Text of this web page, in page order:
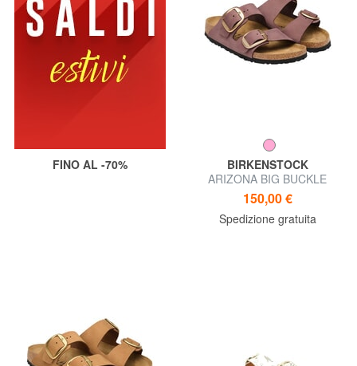
FINO AL -70%
BIRKENSTOCK
ARIZONA BIG BUCKLE
Sandalo ciabatta
150,00 €
Spedizione gratuita